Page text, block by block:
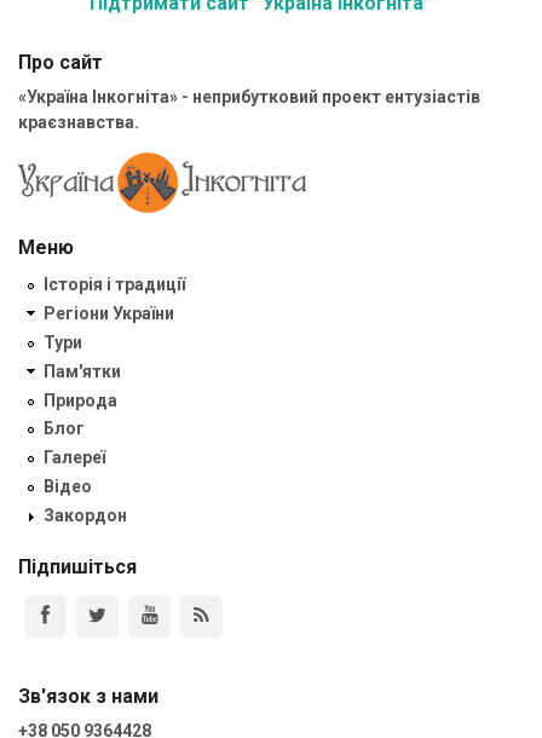
Про сайт
«Україна Інкогніта» - неприбутковий проект ентузіастів
краєзнавства.
Меню
Історія і традиції
Регіони України
Тури
Пам'ятки
Природа
Блог
Галереї
Відео
Закордон
Підпишіться
Зв'язок з нами
+38 050 9364428